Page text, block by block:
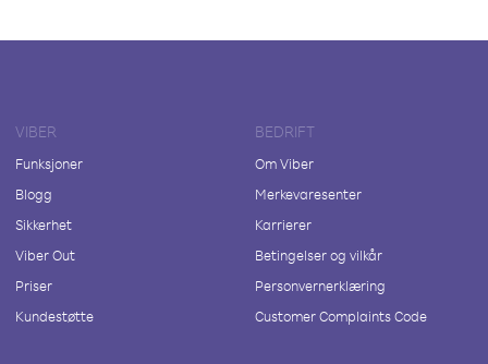
VIBER
Funksjoner
Blogg
Sikkerhet
Viber Out
Priser
Kundestøtte
BEDRIFT
Om Viber
Merkevaresenter
Karrierer
Betingelser og vilkår
Personvernerklæring
Customer Complaints Code